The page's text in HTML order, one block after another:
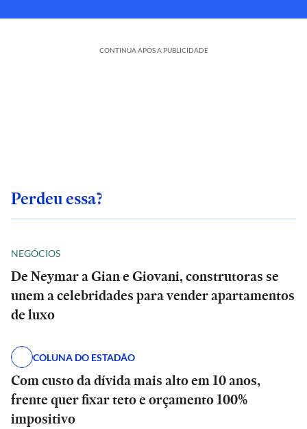
CONTINUA APÓS A PUBLICIDADE
Perdeu essa?
NEGÓCIOS
De Neymar a Gian e Giovani, construtoras se
unem a celebridades para vender apartamentos
de luxo
COLUNA DO ESTADÃO
Com custo da dívida mais alto em 10 anos,
frente quer fixar teto e orçamento 100%
impositivo